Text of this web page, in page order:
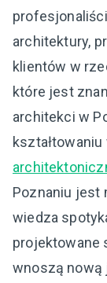
architektury,
klientów w
które jest
architekci w
Poznaniu jest
wiedza
projektowane
wnoszą nową